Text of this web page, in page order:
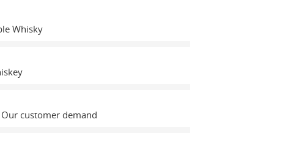
Whisky
customer demand